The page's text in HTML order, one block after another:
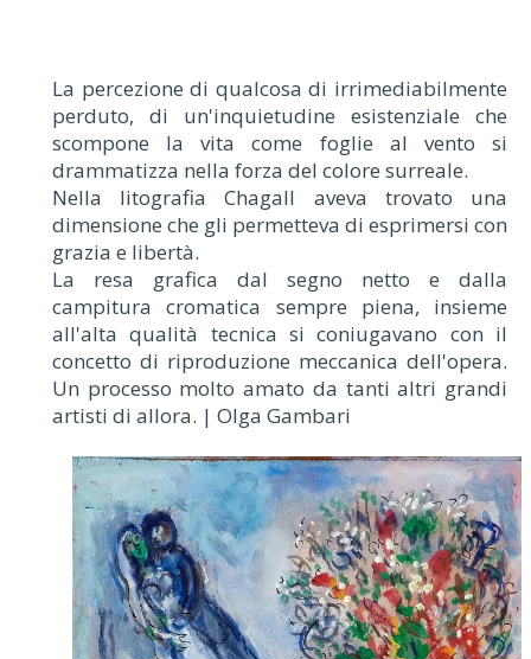
La percezione di qualcosa di irrimediabilmente
perduto, di un'inquietudine esistenziale che
scompone la vita come foglie al vento si
drammatizza nella forza del colore surreale.
Nella litografia Chagall aveva trovato una
dimensione che gli permetteva di esprimersi con
grazia e libertà.
La resa grafica dal segno netto e dalla
campitura cromatica sempre piena, insieme
all'alta qualità tecnica si coniugavano con il
concetto di riproduzione meccanica dell'opera.
Un processo molto amato da tanti altri grandi
artisti di allora. | Olga Gambari